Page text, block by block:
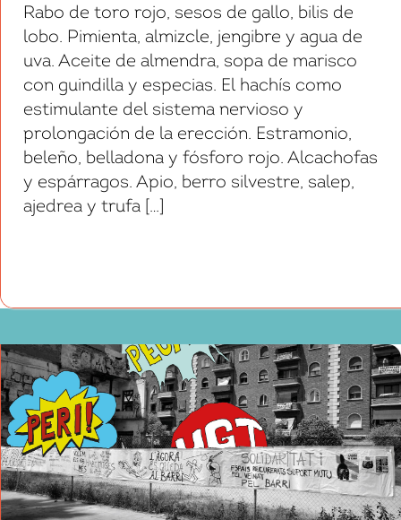
Rabo de toro rojo, sesos de gallo, bilis de
lobo. Pimienta, almizcle, jengibre y agua de
uva. Aceite de almendra, sopa de marisco
con guindilla y especias. El hachís como
estimulante del sistema nervioso y
prolongación de la erección. Estramonio,
beleño, belladona y fósforo rojo. Alcachofas
y espárragos. Apio, berro silvestre, salep,
ajedrea y trufa […]